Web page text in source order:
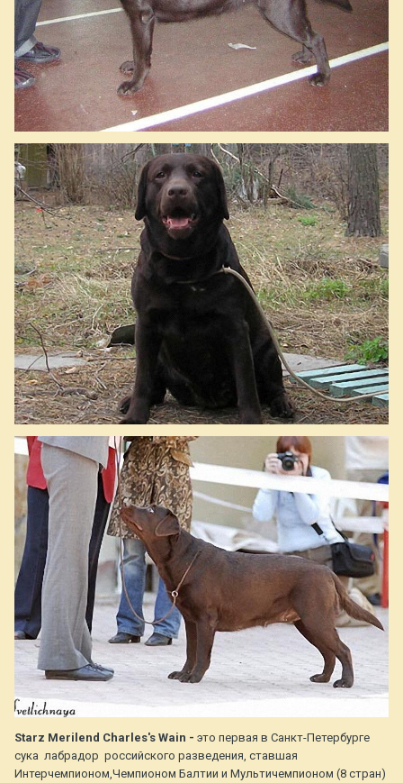
Starz Merilend Charles's Wain - это первая в Санкт-Петербурге
сука лабрадор российского разведения, ставшая
Интерчемпионом,Чемпионом Балтии и Мультичемпионом (8 стран)